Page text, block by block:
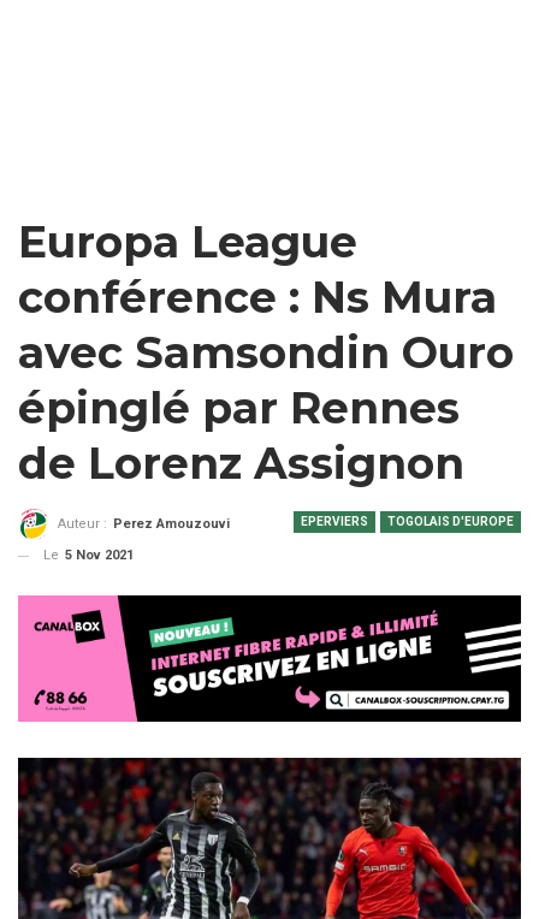
Europa League
conférence : Ns Mura
avec Samsondin Ouro
épinglé par Rennes
de Lorenz Assignon
EPERVIERS TOGOLAIS D'EUROPE
Auteur :
Perez Amouzouvi
Le 5 Nov 2021